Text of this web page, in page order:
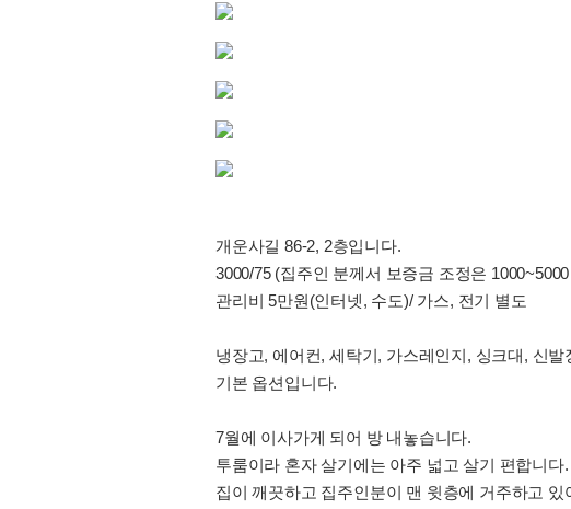
개운사길 86-2, 2층입니다.
3000/75 (집주인 분께서 보증금 조정은
관리비 5만원(인터넷, 수도)/ 가스, 전기 별도
냉장고, 에어컨, 세탁기, 가스레인지, 싱크대, 신발
기본 옵션입니다.
7월에 이사가게 되어 방 내놓습니다.
투룸이라 혼자 살기에는 아주 넓고 살기 편합니다.
집이 깨끗하고 집주인분이 맨 윗층에 거주하고